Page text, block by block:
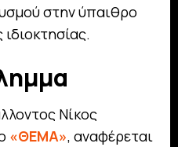
στην ύπαιθρο
Νίκος
«ΘΕΜΑ», αναφέρεται